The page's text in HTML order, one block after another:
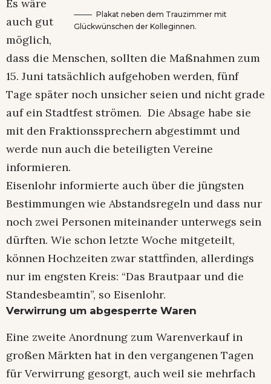
Plakat neben dem Trauzimmer mit
Glückwünschen der Kolleginnen.
Es wäre
auch gut
möglich,
dass die Menschen, sollten die Maßnahmen zum
15. Juni tatsächlich aufgehoben werden, fünf
Tage später noch unsicher seien und nicht grade
auf ein Stadtfest strömen. Die Absage habe sie
mit den Fraktionssprechern abgestimmt und
werde nun auch die beteiligten Vereine
informieren.
Eisenlohr informierte auch über die jüngsten
Bestimmungen wie Abstandsregeln und dass nur
noch zwei Personen miteinander unterwegs sein
dürften. Wie schon letzte Woche mitgeteilt,
können Hochzeiten zwar stattfinden, allerdings
nur im engsten Kreis: “Das Brautpaar und die
Standesbeamtin”, so Eisenlohr.
Verwirrung um abgesperrte Waren
Eine zweite Anordnung zum Warenverkauf in
großen Märkten hat in den vergangenen Tagen
für Verwirrung gesorgt, auch weil sie mehrfach